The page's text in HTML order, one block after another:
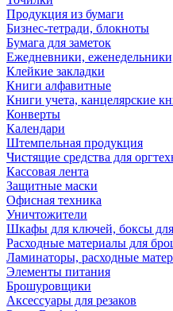
Продукция из бумаги
Бизнес-тетради, блокноты
Бумага для заметок
Ежедневники,
Клейкие закладки
Книги алфавитные
Книги учета, канцелярские
Конверты
Календари
Штемпельная продукция
Чистящие средства для
Кассовая лента
Защитные маски
Офисная техника
Уничтожители
Шкафы для ключей, боксы
Расходные материалы для
Ламинаторы, расходные
Элементы питания
Брошуровщики
Аксессуары для резаков